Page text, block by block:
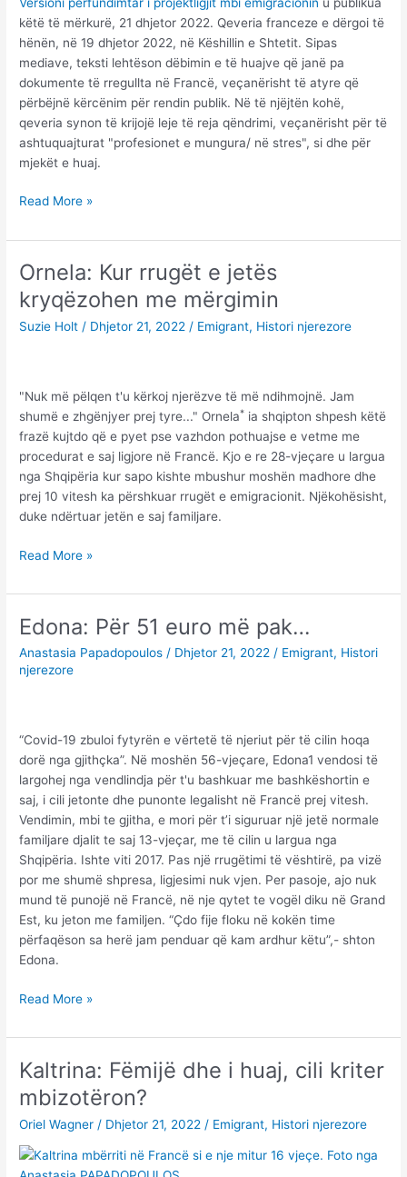
para
1
jep
Franca
?
këtë të mërkurë, 21 dhjetor 2022. Qeveria franceze e dërgoi të
hënën, në 19 dhjetor 2022, në Këshillin e Shtetit. Sipas
mediave, teksti lehtëson dëbimin e të huajve që janë pa
dokumente të rregullta në Francë, veçanërisht të atyre që
përbëjnë kërcënim për rendin publik. Në të njëjtën kohë,
qeveria synon të krijojë leje të reja qëndrimi, veçanërisht për të
ashtuquajturat "profesionet e mungura/ në stres", si dhe për
mjekët e huaj.
Ligji
ri,
për
emigrantët
në
Read More »
Ornela: Kur rrugët e jetës
kryqëzohen me mërgimin
Suzie Holt / Dhjetor 21, 2022 / Emigrant, Histori njerezore
"Nuk më pëlqen t'u kërkoj njerëzve të më ndihmojnë. Jam
shumë e zhgënjyer prej tyre..." Ornela* ia shqipton shpesh këtë
frazë kujtdo që e pyet pse vazhdon pothuajse e vetme me
procedurat e saj ligjore në Francë. Kjo e re 28-vjeçare u largua
nga Shqipëria kur sapo kishte mbushur moshën madhore dhe
prej 10 vitesh ka përshkuar rrugët e emigracionit. Njëkohësisht,
duke ndërtuar jetën e saj familjare.
Ornela:
rrugët
jetës
kryqëzohen
me
Read More »
Edona: Për 51 euro më pak…
Anastasia Papadopoulos/ Dhjetor 21, 2022/ Emigrant, Histori
njerezore
“Covid-19 zbuloi fytyrën e vërtetë të njeriut për të cilin hoqa
dorë nga gjithçka”. Në moshën 56-vjeçare, Edona1 vendosi të
largohej nga vendlindja për t'u bashkuar me bashkëshortin e
saj, i cili jetonte dhe punonte legalisht në Francë prej vitesh.
Vendimin, mbi te gjitha, e mori për t’i siguruar një jetë normale
familjare djalit te saj 13-vjeçar, me të cilin u largua nga
Shqipëria. Ishte viti 2017. Pas një rrugëtimi të vështirë, pa vizë
por me shumë shpresa, ligjesimi nuk vjen. Per pasoje, ajo nuk
mund të punojë në Francë, në nje qytet te vogël diku në Grand
Est, ku jeton me familjen. “Çdo fije floku në kokën time
përfaqëson sa herë jam penduar që kam ardhur këtu”,- shton
Edona.
Edona:
51
më
pak…
Read More »
Kaltrina: Fëmijë dhe i huaj, cili kriter
mbizotëron?
Oriel Wagner / Dhjetor 21, 2022 / Emigrant, Histori njerezore